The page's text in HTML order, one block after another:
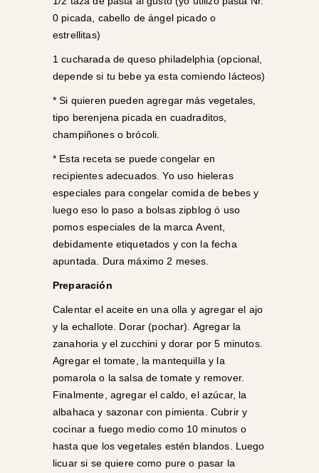
0 picada, cabello de ángel picado o
estrellitas)
1 cucharada de queso philadelphia (opcional,
depende si tu bebe ya esta comiendo lácteos)
* Si quieren pueden agregar más vegetales,
tipo berenjena picada en cuadraditos,
champiñones o brócoli.
* Esta receta se puede congelar en
recipientes adecuados. Yo uso hieleras
especiales para congelar comida de bebes y
luego eso lo paso a bolsas zipblog ó uso
pomos especiales de la marcaAvent
debidamente etiquetados y con la fecha
apuntada. Dura máximo 2 meses.
Preparación
Calentar el aceite en una olla y agregar el ajo
y la echallote. Dorar (pochar). Agregar la
zanahoria y el zucchini y dorar por 5 minutos.
Agregar el tomate, la mantequilla y la
pomarola o la salsa de tomate y remover.
Finalmente, agregar el caldo, el azúcar, la
albahaca y sazonar con pimienta. Cubrir y
cocinar a fuego medio como 10 minutos o
hasta que los vegetales estén blandos. Luego
licuar si se quiere como pure o pasar la